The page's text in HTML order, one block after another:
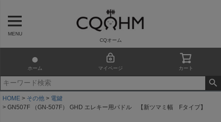
MENU
CQオーム
ホーム マイページ カート
HOME その他
電鍵
GN507F （GN-507F） GHD エレキー用パドル 【新ツマミ幅 Fタイプ】